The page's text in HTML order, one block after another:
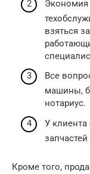
Экономия
взяться
Все
машины,
нотариус.
У клиента
Кроме того,